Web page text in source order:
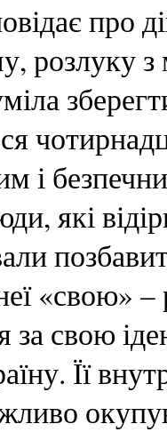
про
розлуку
і
які
«свою»
за свою
Її